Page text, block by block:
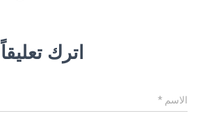
اترك تعليقاً
الاسم *